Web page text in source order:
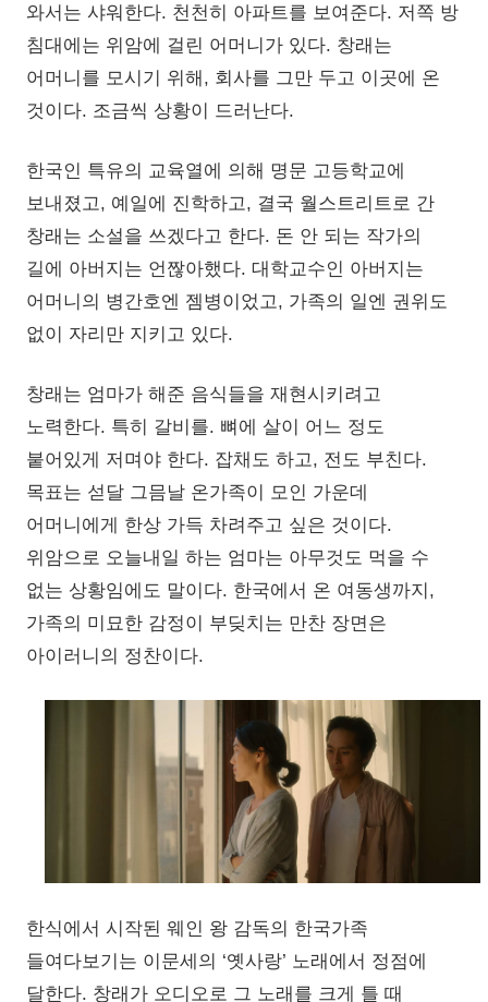
와서는 샤워한다. 천천히 아파트를 보여준다. 저쪽 방
침대에는 위암에 걸린 어머니가 있다. 창래는
어머니를 모시기 위해, 회사를 그만 두고 이곳에 온
것이다. 조금씩 상황이 드러난다.
한국인 특유의 교육열에 의해 명문 고등학교에
보내졌고, 예일에 진학하고, 결국 월스트리트로 간
창래는 소설을 쓰겠다고 한다. 돈 안 되는 작가의
길에 아버지는 언짢아했다. 대학교수인 아버지는
어머니의 병간호엔 젬병이었고, 가족의 일엔 권위도
없이 자리만 지키고 있다.
창래는 엄마가 해준 음식들을 재현시키려고
노력한다. 특히 갈비를. 뼈에 살이 어느 정도
붙어있게 저며야 한다. 잡채도 하고, 전도 부친다.
목표는 섣달 그믐날 온가족이 모인 가운데
어머니에게 한상 가득 차려주고 싶은 것이다.
위암으로 오늘내일 하는 엄마는 아무것도 먹을 수
없는 상황임에도 말이다. 한국에서 온 여동생까지,
가족의 미묘한 감정이 부딪치는 만찬 장면은
아이러니의 정찬이다.
한식에서 시작된 웨인 왕 감독의 한국가족
들여다보기는 이문세의 ‘옛사랑’ 노래에서 정점에
달한다. 창래가 오디오로 그 노래를 크게 틀 때